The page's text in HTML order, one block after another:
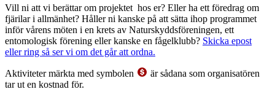
Vill ni att vi berättar om projektet hos er? Eller ha ett föredrag om
fjärilar i allmänhet? Håller ni kanske på att sätta ihop programmet
inför vårens möten i en krets av Naturskyddsföreningen, ett
entomologisk förening eller kanske en fågelklubb? Skicka epost
eller ring så ser vi om det går att ordna.
Aktiviteter märkta med symbolen
är sådana som organisatören
tar ut en kostnad för.